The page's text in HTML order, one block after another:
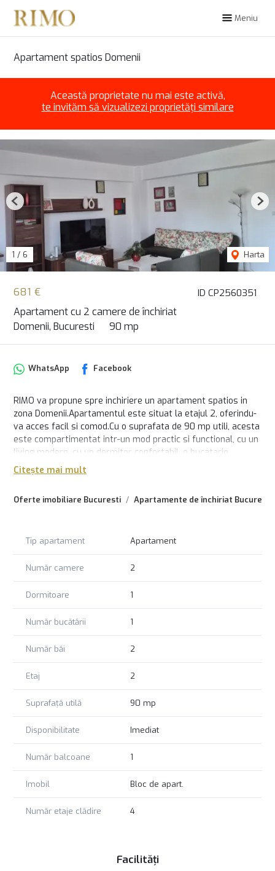
Meniu
Apartament spatios Domenii
Această proprietate nu mai este activă,
te invităm să vizualizezi proprietăți similare
ID CP2560351
681 €
Apartament cu 2 camere de închiriat
Domenii, Bucuresti
90 mp
1 / 6 Harta
Previous
Oferte imobiliare Bucuresti Apartamente de închiriat Bucuresti
WhatsApp Facebook
RIMO va propune spre inchiriere un apartament spatios in
zona Domenii.Apartamentul este situat la etajul 2, oferindu-
va acces facil si comod.Cu o suprafata de 90 mp utili, acesta
este compartimentat intr-un mod practic si functional, cu un
living modern, cu un dormitor confortabil, o bucatarie
complet utilata, cu 2 grupuri sanitare, un balcon spatios, un
loc de parcare subteran, plus multe spatii de depozitare.
buna calitate.
informații suplimentare și vă poate ghida în procesul de
închiriere a acestui apartament deosebit, care reprezintă un
cămin ideal pentru dumneavoastră.
Citește mai mult
Tip apartament Apartament
Număr camere 2
Dormitoare 1
Număr bucătării 1
Număr băi 2
Etaj 2
Suprafață utilă 90 mp
Disponibilitate Imediat
Număr balcoane 1
Imobil Bloc de apart.
Număr etaje clădire 4
Facilități